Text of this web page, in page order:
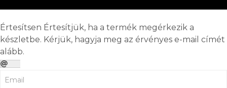
Értesítsen Értesítjük, ha a termék megérkezik a
készletbe. Kérjük, hagyja meg az érvényes e-mail címét
alább.